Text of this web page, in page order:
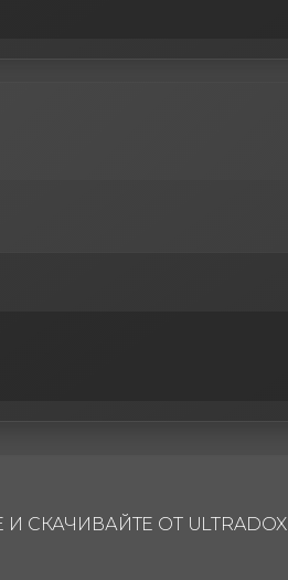
СКАЧИВАЙТЕ ОТ ULTRADOX